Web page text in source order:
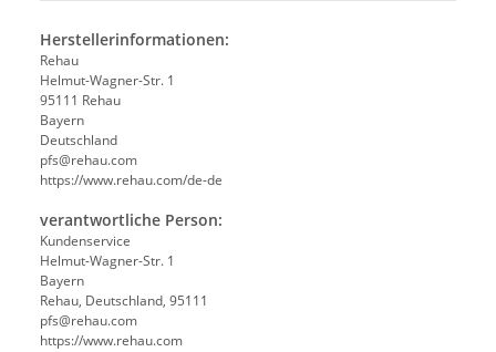
Herstellerinformationen:
Rehau
Helmut-Wagner-Str. 1
95111 Rehau
Bayern
Deutschland
pfs@rehau.com
https://www.rehau.com/de-de
verantwortliche Person:
Kundenservice
Helmut-Wagner-Str. 1
Bayern
Rehau, Deutschland, 95111
pfs@rehau.com
https://www.rehau.com